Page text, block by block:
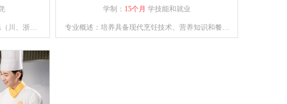
川、浙、
为目标。
学制： 15个月 学技能和就业
专业概述：培养具备现代烹饪技术、营养知识和餐饮